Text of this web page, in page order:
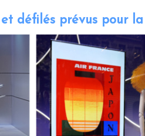
défilés prévus pour